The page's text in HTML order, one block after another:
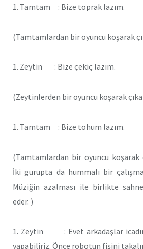
1. Tamtam : Bize toprak lazım.
(Tamtamlardan bir oyuncu koşarak
1. Zeytin : Bize çekiç lazım.
(Zeytinlerden bir oyuncu koşarak
1. Tamtam : Bize tohum lazım.
(Tamtamlardan bir oyuncu koşarak
İki gurupta da hummalı bir
Müziğin azalması ile birlikte
eder. )
1. Zeytin : Evet arkadaşlar
yapabiliriz. Önce robotun fişini